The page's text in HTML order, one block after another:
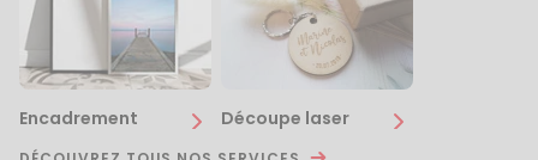
Encadrement Découpe laser